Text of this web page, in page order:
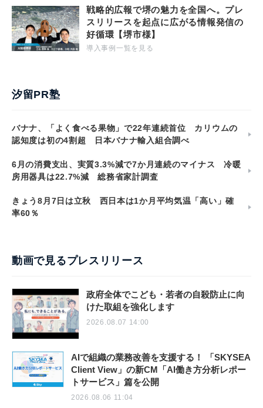
戦略的広報で堺の魅力を全国へ。プレ
スリリースを起点に広がる情報発信の
好循環【堺市様】
導入事例一覧を見る
汐留PR塾
バナナ、「よく食べる果物」で22年連続首位 カリウムの
認知度は初の4割超 日本バナナ輸入組合調べ
6月の消費支出、実質3.3%減で7か月連続のマイナス 冷暖
房用器具は22.7%減 総務省家計調査
きょう8月7日は立秋 西日本は1か月平均気温「高い」確
率60％
動画で見るプレスリリース
政府全体でこども・若者の自殺防止に向
けた取組を強化します
2026.08.07 14:00
AIで組織の業務改善を支援する！ 「SKYSEA
Client View」の新CM「AI働き方分析レポー
トサービス」篇を公開
2026.08.06 11:04